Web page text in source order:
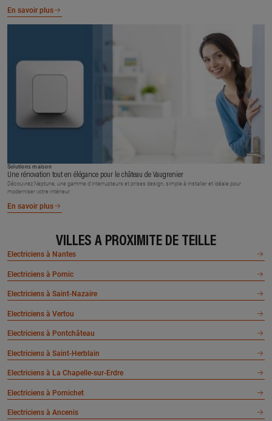
En savoir plus
Solutions maison
Une rénovation tout en élégance pour le château de Vaugrenier
Découvrez Neptune, une gamme d’interrupteurs et prises design, simple à installer et idéale pour
moderniser votre intérieur.
En savoir plus
VILLES À PROXIMITÉ DE TEILLE
Electriciens à Nantes
Electriciens à Pornic
Electriciens à Saint-Nazaire
Electriciens à Vertou
Electriciens à Pontchâteau
Electriciens à Saint-Herblain
Electriciens à La Chapelle-sur-Erdre
Electriciens à Pornichet
Electriciens à Ancenis